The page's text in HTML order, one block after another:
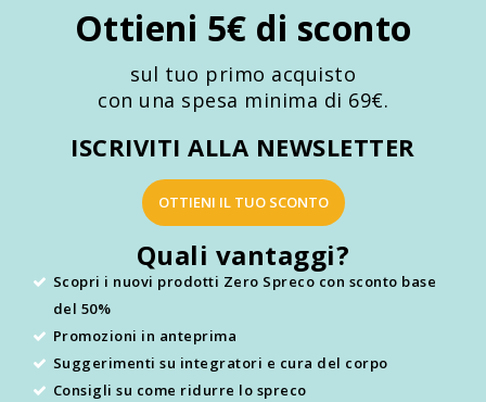
Ottieni 5€ di sconto
sul tuo primo acquisto
con una spesa minima di 69€.
ISCRIVITI ALLA NEWSLETTER
OTTIENI IL TUO SCONTO
Quali vantaggi?
Scopri i nuovi prodotti Zero Spreco con sconto base
del 50%
Promozioni in anteprima
Suggerimenti su integratori e cura del corpo
Consigli su come ridurre lo spreco